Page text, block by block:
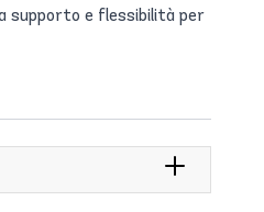
supporto e flessibilità per